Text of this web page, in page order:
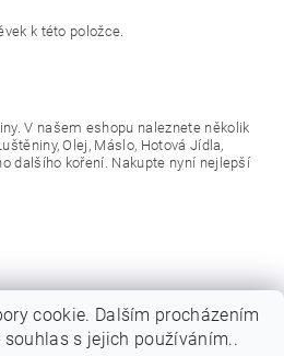
k této položce.
V našem eshopu naleznete několik
Olej, Máslo, Hotová Jídla,
dalšího koření. Nakupte nyní nejlepší
cookie. Dalším procházením
s jejich používáním..